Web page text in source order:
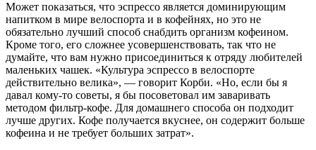
Может показаться, что эспрессо является доминирующим
напитком в мире велоспорта и в кофейнях, но это не
обязательно лучший способ снабдить организм кофеином.
Кроме того, его сложнее усовершенствовать, так что не
думайте, что вам нужно присоединиться к отряду любителей
маленьких чашек. «Культура эспрессо в велоспорте
действительно велика», — говорит Корби. «Но, если бы я
давал кому-то советы, я бы посоветовал им заваривать
методом фильтр-кофе. Для домашнего способа он подходит
лучше других. Кофе получается вкуснее, он содержит больше
кофеина и не требует больших затрат».